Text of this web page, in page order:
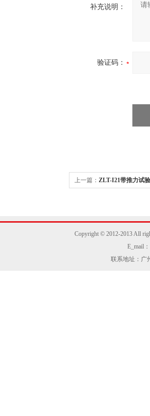
补充说明：
验证码：
上一篇： ZLT-I21带推力试
Copyright © 2012-2013 All
E_mail
联系地址：广